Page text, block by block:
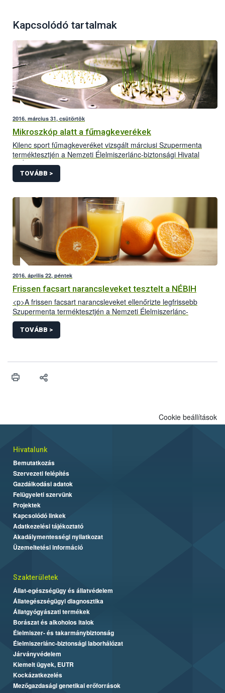
Kapcsolódó tartalmak
2016. március 31, csütörtök
Mikroszkóp alatt a fűmagkeverékek
Kilenc sport fűmagkeveréket vizsgált márciusi Szupermenta
terméktesztjén a Nemzeti Élelmiszerlánc-biztonsági Hivatal
(NÉBIH). Az alapos laboratóriumi vizsgálatok ezúttal sem
maradtak el, a rangsort pedig a valós ár-érték arány alapján
állították fel a szakemberek. A helyzet „nem túl rózsás”, a kilenc
problémák miatt.
TOVÁBB >
2016. április 22, péntek
Frissen facsart narancsleveket tesztelt a NÉBIH
<p>A frissen facsart narancsleveket ellenőrizte legfrissebb
Szupermenta terméktesztjén a Nemzeti Élelmiszerlánc-
biztonsági Hivatal (NÉBIH). A hatóság munkatársai tíz
vendéglátóhelyen vizsgálták a termékek előállítását és
forgalmazását, az alapanyagok minőségét és nyomon
TOVÁBB >
Cookie beállítások
Hivatalunk
Bemutatkozás
Szervezeti felépítés
Gazdálkodási adatok
Felügyeleti szervünk
Projektek
Kapcsolódó linkek
Adatkezelési tájékoztató
Akadálymentességi nyilatkozat
Üzemeltetési információ
Szakterületek
Állat-egészségügy és állatvédelem
Állategészségügyi diagnosztika
Állatgyógyászati termékek
Borászat és alkoholos italok
Élelmiszer- és takarmánybiztonság
Élelmiszerlánc-biztonsági laborhálózat
Járványvédelem
Kiemelt ügyek, EUTR
Kockázatkezelés
Mezőgazdasági genetikai erőforrások